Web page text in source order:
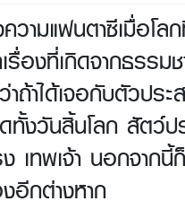
ามแฟนตาซีเมื่อโลก
องที่เกิดจากธรรมช
ถ้าได้เจอกับตัวประ
ทั้งวันสิ้นโลก สัตว์ป
เทพเจ้า นอกจากนี้
อีกต่างหาก